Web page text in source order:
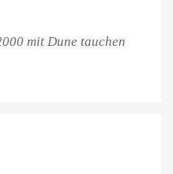
mit Dune tauchen